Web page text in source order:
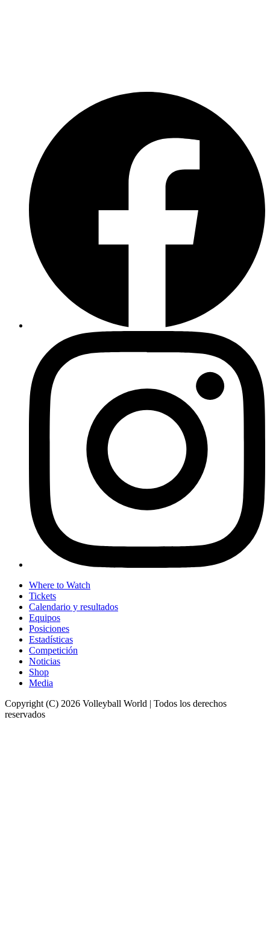
Where to Watch
Tickets
Calendario y resultados
Equipos
Posiciones
Estadísticas
Competición
Noticias
Shop
Media
Copyright (C) 2026 Volleyball World | Todos los derechos
reservados